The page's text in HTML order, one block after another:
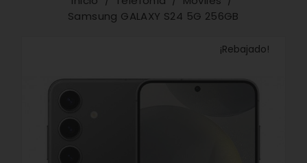
Samsung GALAXY S24 5G 256GB
¡Rebajado!